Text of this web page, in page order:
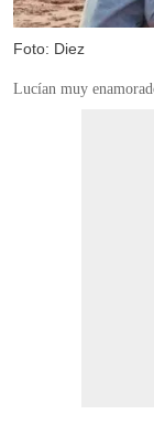
Foto: Diez
Lucían muy